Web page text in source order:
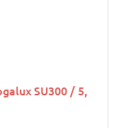
SU300 / 5,